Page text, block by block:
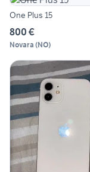
One Plus 15
800 €
Novara (NO)